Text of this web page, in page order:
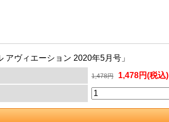
ヴィエーション 2020年5月号」
1,478円 1,478円(税込)